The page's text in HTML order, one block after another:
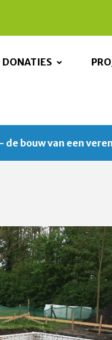
DONATIES
bouw van een